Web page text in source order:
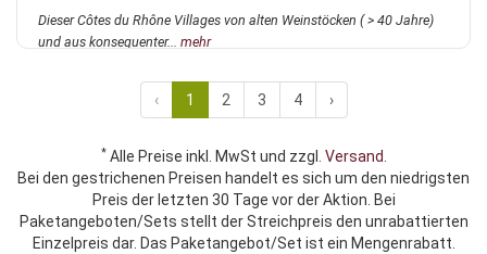
Dieser Côtes du Rhône Villages von alten Weinstöcken ( > 40 Jahre)
und aus konsequenter... mehr
‹ 1 2 3 4 ›
*Alle Preise inkl. MwSt und zzgl. Versand.
Bei den gestrichenen Preisen handelt es sich um den niedrigsten
Preis der letzten 30 Tage vor der Aktion. Bei
Paketangeboten/Sets stellt der Streichpreis den unrabattierten
Einzelpreis dar. Das Paketangebot/Set ist ein Mengenrabatt.